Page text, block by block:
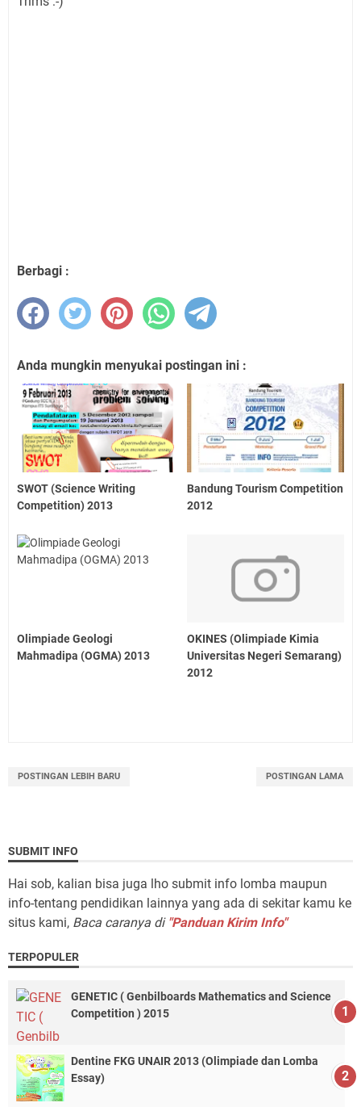
Berbagi :
Anda mungkin menyukai postingan ini :
SWOT (Science Writing
Competition) 2013
Bandung Tourism Competition
2012
Olimpiade Geologi
Mahmadipa (OGMA) 2013
OKINES (Olimpiade Kimia
Universitas Negeri Semarang)
2012
POSTINGAN LEBIH BARU POSTINGAN LAMA
SUBMIT INFO
Hai sob, kalian bisa juga lho submit info lomba maupun
info-tentang pendidikan lainnya yang ada di sekitar kamu ke
situs kami, Baca caranya di "Panduan Kirim Info"
TERPOPULER
GENETIC ( Genbilboards Mathematics and Science
Competition ) 2015
Dentine FKG UNAIR 2013 (Olimpiade dan Lomba
Essay)